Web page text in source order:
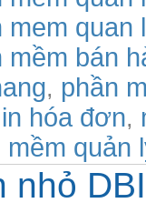
mem quan
mềm bán
, phần
hóa đơn,
mềm quản
nhỏ